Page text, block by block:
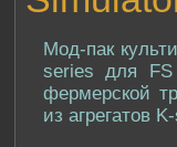
Мод-пак
series для
фермерской
из агрегатов